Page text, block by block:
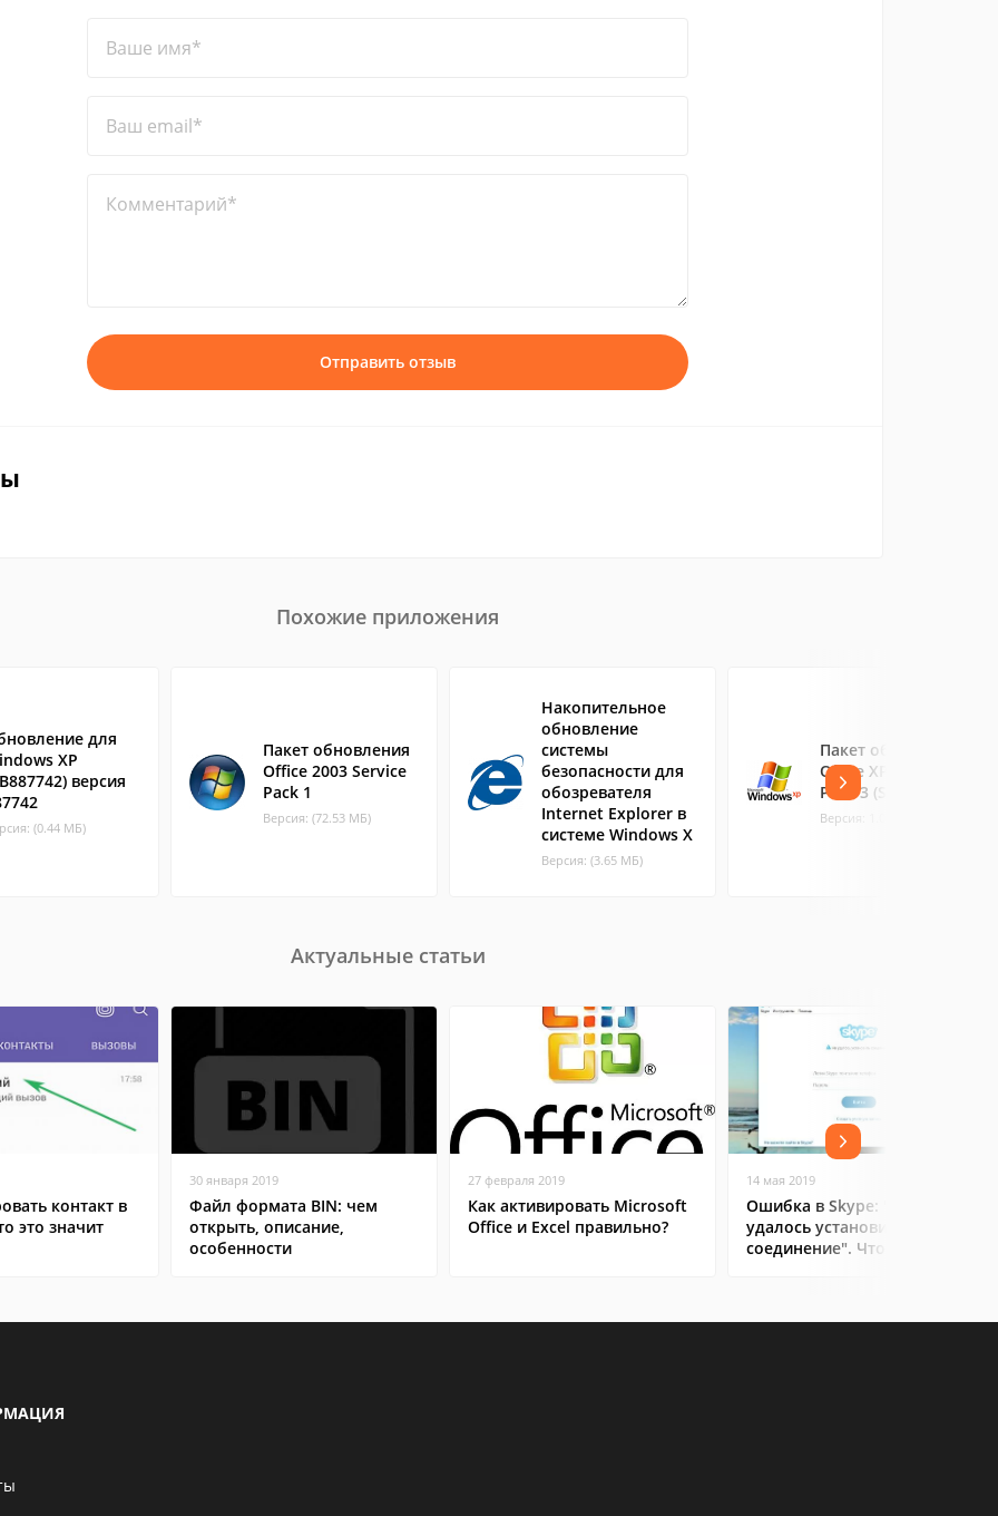
Ваше имя*
Ваш email*
Комментарий*
Отправить отзыв
Похожие приложения
для
XP
версия
(0.44 МБ)
Пакет обновления
Office 2003 Service
Pack 1
Версия: (72.53 МБ)
Накопительное
обновление
системы
безопасности для
обозревателя
Internet Explorer в
системе Windows X
Версия: (3.65 МБ)
Пакет обновления
Office XP Service
Pack 3 (SP3)
Версия: 1.0 (58.1 МБ)
Актуальные статьи
контакт в
это значит
30 января 2019
Файл формата BIN: чем
открыть, описание,
особенности
27 февраля 2019
Как активировать Microsoft
Office и Excel правильно?
14 мая 2019
Ошибка в Skype: "Не
удалось установить
соединение". Что делать?